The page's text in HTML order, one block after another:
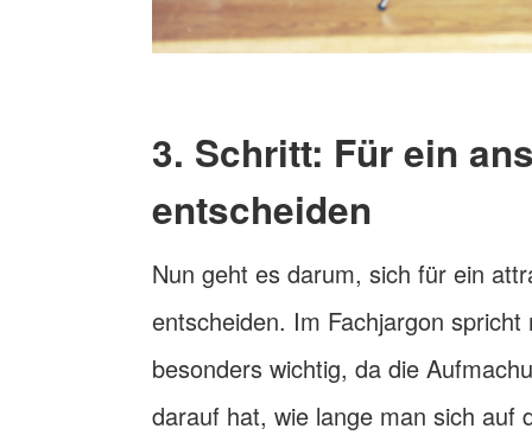
3. Schritt: Für ein
entscheiden
Nun geht es darum, sich für ein
entscheiden. Im Fachjargon
besonders wichtig, da die
darauf hat, wie lange man sich auf